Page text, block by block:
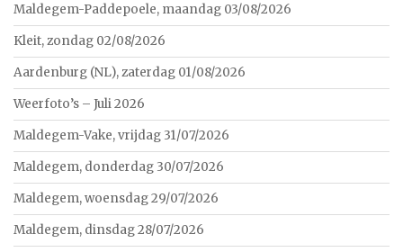
Maldegem-Paddepoele, maandag 03/08/2026
Kleit, zondag 02/08/2026
Aardenburg (NL), zaterdag 01/08/2026
Weerfoto’s – Juli 2026
Maldegem-Vake, vrijdag 31/07/2026
Maldegem, donderdag 30/07/2026
Maldegem, woensdag 29/07/2026
Maldegem, dinsdag 28/07/2026